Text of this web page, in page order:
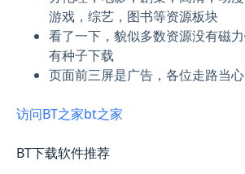
游戏，综艺，图书等资源板块
看了一下，貌似多数资源没有磁
有种子下载
页面前三屏是广告，各位走路当心
访问BT之家bt之家
BT下载软件推荐